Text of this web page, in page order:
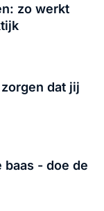
zo werkt
dat jij
baas - doe de